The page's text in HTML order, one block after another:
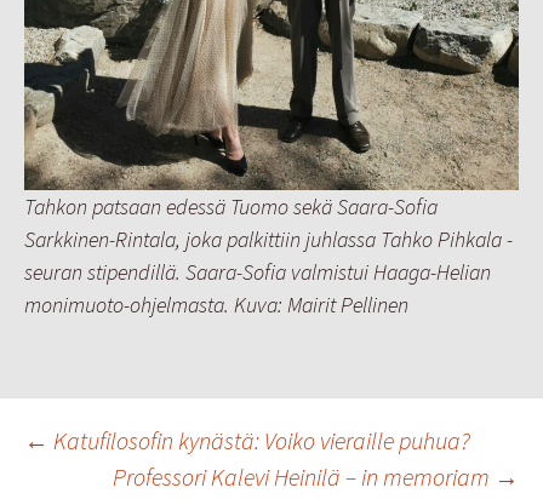
Tahkon patsaan edessä Tuomo sekä Saara-Sofia
Sarkkinen-Rintala, joka palkittiin juhlassa Tahko Pihkala -
seuran stipendillä. Saara-Sofia valmistui Haaga-Helian
monimuoto-ohjelmasta. Kuva: Mairit Pellinen
Artikkelien
← Katufilosofin kynästä: Voiko vieraille puhua?
Professori Kalevi Heinilä – in memoriam →